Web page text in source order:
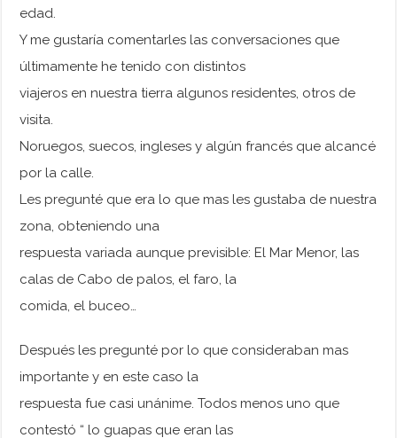
edad.
Y me gustaría comentarles las conversaciones que
últimamente he tenido con distintos
viajeros en nuestra tierra algunos residentes, otros de
visita.
Noruegos, suecos, ingleses y algún francés que alcancé
por la calle.
Les pregunté que era lo que mas les gustaba de nuestra
zona, obteniendo una
respuesta variada aunque previsible: El Mar Menor, las
calas de Cabo de palos, el faro, la
comida, el buceo…
Después les pregunté por lo que consideraban mas
importante y en este caso la
respuesta fue casi unánime. Todos menos uno que
contestó “ lo guapas que eran las